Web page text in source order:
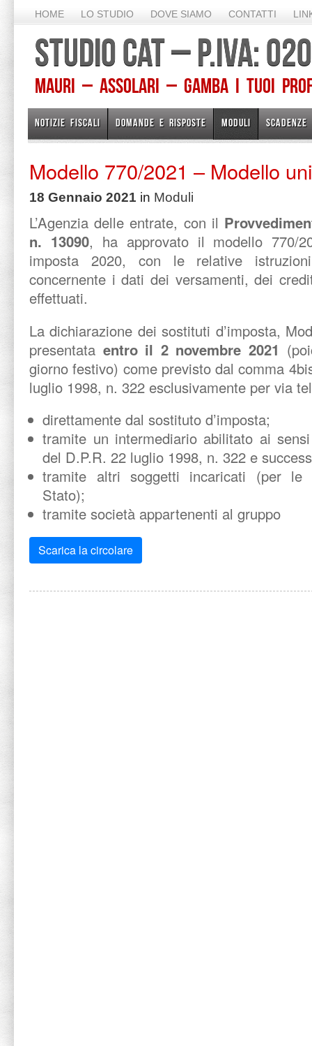
HOME LO STUDIO DOVE SIAMO CONTATTI
STUDIO CAT – P.IVA:
Mauri – Assolari – Gamba I TUOI
NOTIZIE FISCALI DOMANDE E RISPOSTE MODULI SCADENZE
Modello 770/2021 – Modello
18 Gennaio 2021 in Moduli
L’Agenzia delle entrate, con il
n. 13090, ha approvato il modello 770/
imposta 2020, con le relative
concernente i dati dei versamenti, dei
effettuati.
La dichiarazione dei sostituti d’imposta,
presentata entro il 2 novembre 2021
giorno festivo) come previsto dal comma
luglio 1998, n. 322 esclusivamente per via
direttamente dal sostituto d’imposta;
tramite un intermediario abilitato ai
del D.P.R. 22 luglio 1998, n. 322 e
tramite altri soggetti incaricati (per le
Stato);
tramite società appartenenti al gruppo
Scarica la circolare